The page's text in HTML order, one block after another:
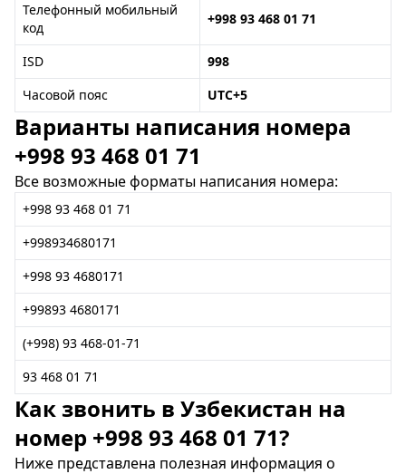
Телефонный мобильный
код
+998 93 468 01 71
ISD
998
Часовой пояс
UTC+5
Варианты написания номера
+998 93 468 01 71
Все возможные форматы написания номера:
+998 93 468 01 71
+998934680171
+998 93 4680171
+99893 4680171
(+998) 93 468-01-71
93 468 01 71
Как звонить в Узбекистан на
номер +998 93 468 01 71?
Ниже представлена полезная информация о